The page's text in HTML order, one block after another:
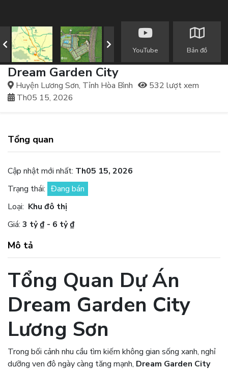
YouTube Bản đồ
Dream Garden City
Huyện Lương Sơn, Tỉnh Hòa Bình
532 lượt xem
Th05 15, 2026
Tổng quan
Cập nhật mới nhất: Th05 15, 2026
Trạng thái: Đang bán
Loại: Khu đô thị
Giá: 3 tỷ ₫ - 6 tỷ ₫
Mô tả
Tổng Quan Dự Án
Dream Garden City
Lương Sơn
Trong bối cảnh nhu cầu tìm kiếm không gian sống xanh, nghỉ
dưỡng ven đô ngày càng tăng mạnh, Dream Garden City